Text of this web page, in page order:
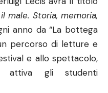
male. Storia, memoria,
anno da “La bottega
percorso di letture e
e allo spettacolo,
gli studenti